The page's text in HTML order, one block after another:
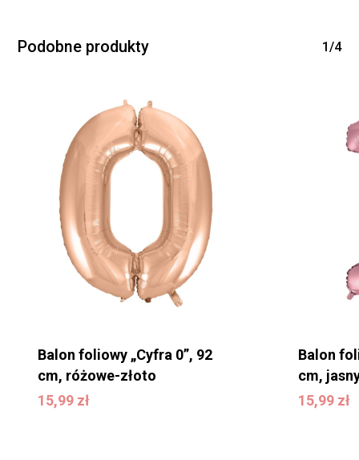
Podobne produkty 1/4
Balon foliowy „Cyfra 0”, 92
cm, różowe-złoto
15,99 zł
15,99zł
Balon
cm,
15,99 zł
15,99zł